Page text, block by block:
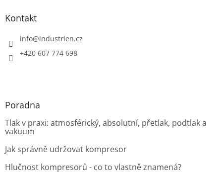
Kontakt
info@industrien.cz
+420 607 774 698
Poradna
Tlak v praxi: atmosférický, absolutní, přetlak, podtlak a
vakuum
Jak správně udržovat kompresor
Hlučnost kompresorů - co to vlastně znamená?